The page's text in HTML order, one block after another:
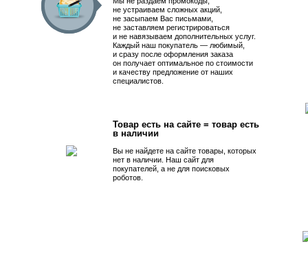
не устраиваем сложных акций,
не засыпаем Вас письмами,
не заставляем регистрироваться
и не навязываем дополнительных услуг.
Каждый наш покупатель — любимый,
и сразу после оформления заказа
он получает оптимальное по стоимости
и качеству предложение от наших
специалистов.
Товар есть на сайте = товар есть
в наличии
Вы не найдете на сайте товары, которых
нет в наличии. Наш сайт для
покупателей, а не для поисковых
роботов.